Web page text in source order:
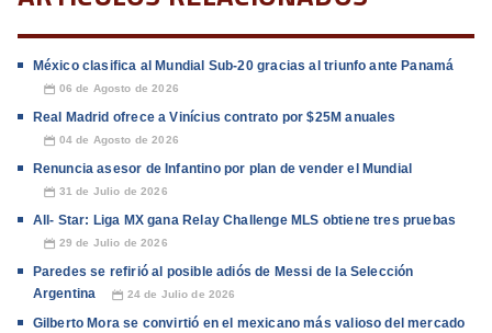
México clasifica al Mundial Sub-20 gracias al triunfo ante Panamá
📅 06 de Agosto de 2026
Real Madrid ofrece a Vinícius contrato por $25M anuales
📅 04 de Agosto de 2026
Renuncia asesor de Infantino por plan de vender el Mundial
📅 31 de Julio de 2026
All- Star: Liga MX gana Relay Challenge MLS obtiene tres pruebas
📅 29 de Julio de 2026
Paredes se refirió al posible adiós de Messi de la Selección
Argentina
📅 24 de Julio de 2026
Gilberto Mora se convirtió en el mexicano más valioso del mercado